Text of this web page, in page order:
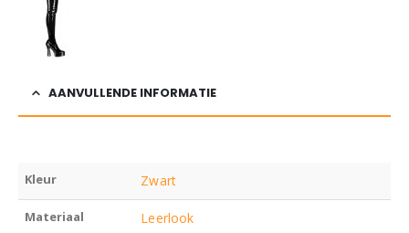
AANVULLENDE INFORMATIE
Kleur Zwart
Materiaal Leerlook